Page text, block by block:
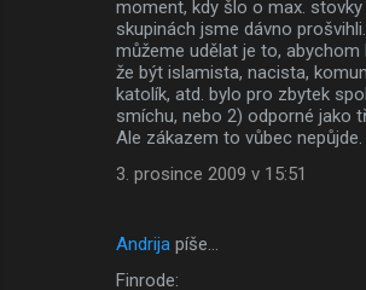
moment, kdy šlo o max.
skupinách jsme dávno
můžeme udělat je to, abychom
že být islamista, nacista,
katolík, atd. bylo pro zbytek
smíchu, nebo 2) odporné jako
Ale zákazem to vůbec nepůjde.
3. prosince 2009 v 15:51
Andrija píše…
Finrode: